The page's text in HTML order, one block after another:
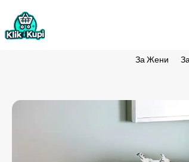
За Жени